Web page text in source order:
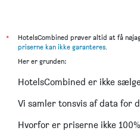
ibis Styles Ambassador Seoul
Travelodge Myeongdong Euljiro
Holiday Inn Express Seoul
Shilla Stay Mapo Hongdae
Step Inn Myeongdong 1
*
HotelsCombined prøver altid at få
priserne kan ikke garanteres.
Her er grunden:
HotelsCombined er ikke
Vi samler tonsvis af data for
Hvorfor er priserne ikke